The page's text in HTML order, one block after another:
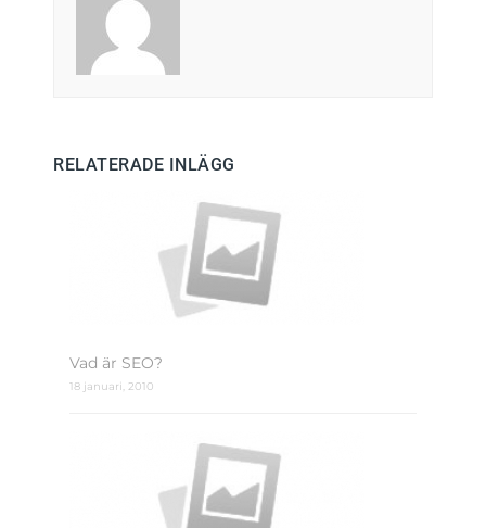
RELATERADE INLÄGG
Vad är SEO?
18 januari, 2010